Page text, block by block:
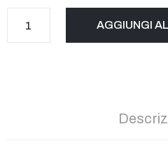
AGGIUNGI